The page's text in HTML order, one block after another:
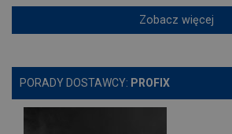
Zobacz więcej
PORADY DOSTAWCY: PROFIX